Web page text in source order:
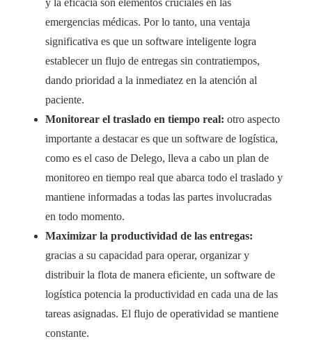
y la eficacia son elementos cruciales en las
emergencias médicas. Por lo tanto, una ventaja
significativa es que un software inteligente logra
establecer un flujo de entregas sin contratiempos,
dando prioridad a la inmediatez en la atención al
paciente.
Monitorear el traslado en tiempo real: otro aspecto
importante a destacar es que un software de logística,
como es el caso de Delego, lleva a cabo un plan de
monitoreo en tiempo real que abarca todo el traslado y
mantiene informadas a todas las partes involucradas
en todo momento.
Maximizar la productividad de las entregas:
gracias a su capacidad para operar, organizar y
distribuir la flota de manera eficiente, un software de
logística potencia la productividad en cada una de las
tareas asignadas. El flujo de operatividad se mantiene
constante.